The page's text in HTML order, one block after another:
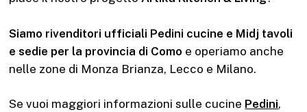
Siamo rivenditori ufficiali Pedini cucine e Midj tavoli
e sedie per la provincia di Como e operiamo anche
nelle zone di Monza Brianza, Lecco e Milano.
Se vuoi maggiori informazioni sulle cucine Pedini,